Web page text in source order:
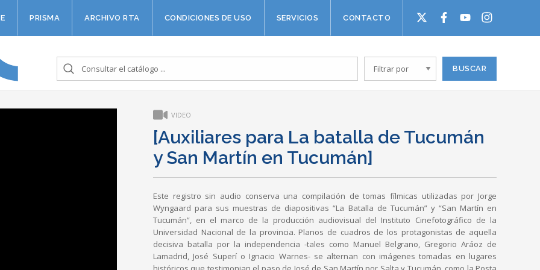
PRISMA ARCHIVO RTA CONDICIONES DE USO SERVICIOS CONTACTO
VIDEO
[Auxiliares para La batalla de Tucumán
y San Martín en Tucumán]
Este registro sin audio conserva una compilación de tomas fílmicas utilizadas por Jorge
Wyngaard para sus muestras de diapositivas “La Batalla de Tucumán” y “San Martín en
Tucumán”, en el marco de la producción audiovisual del Instituto Cinefotográfico de la
Universidad Nacional de la provincia. Planos de cuadros de los protagonistas de aquella
decisiva batalla por la independencia -tales como Manuel Belgrano, Gregorio Aráoz de
Lamadrid, José Superí o Ignacio Warnes- se alternan con imágenes tomadas en lugares